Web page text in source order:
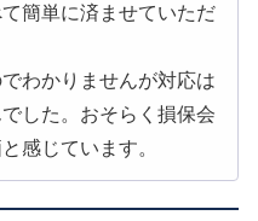
簡単に済ませていただ
わかりませんが対応は
した。おそらく損保会
感じています。